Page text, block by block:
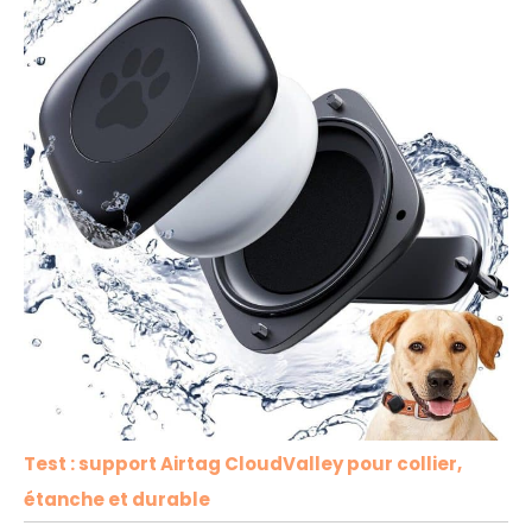
Test : support Airtag CloudValley pour collier,
étanche et durable